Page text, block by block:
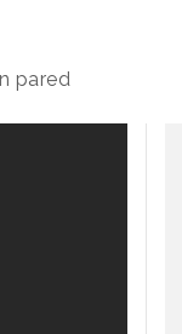
pared